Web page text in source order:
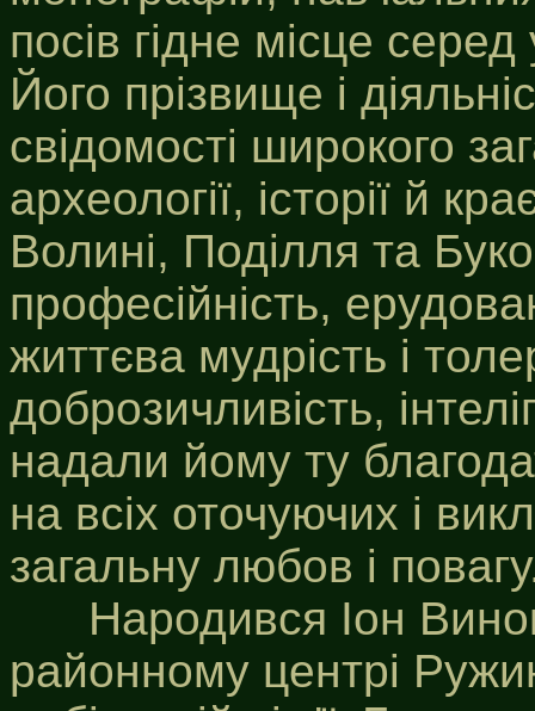
посів гідне місце
Його прізвище і
свідомості широкого
археології, історії й
Волині, Поділля та
професійність,
життєва мудрість і
доброзичливість,
надали йому ту
на всіх оточуючих і
загальну любов і
Народився Іон
районному центрі